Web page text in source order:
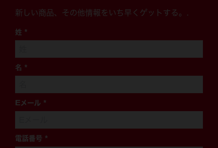
新しい商品、その他情報をいち早くゲットする。.
姓 *
名 *
Eメール *
電話番号 *